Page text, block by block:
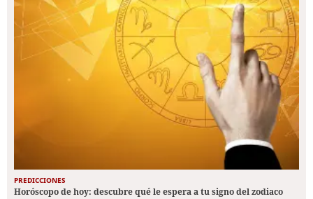
PREDICCIONES
Horóscopo de hoy: descubre qué le espera a tu signo del zodiaco